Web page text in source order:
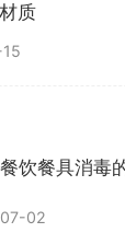
质
餐饮餐具消毒
07-02